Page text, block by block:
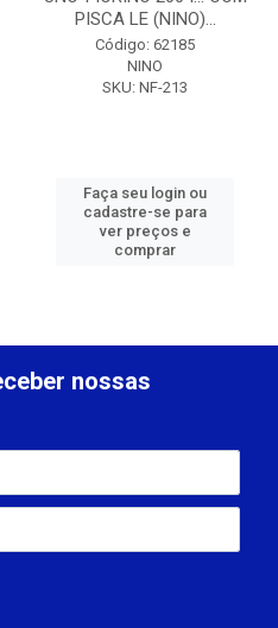
PISCA LE (NINO)...
Código: 62185
NINO
SKU: NF-213
Faça seu login ou
cadastre-se para
ver preços e
comprar
nossas